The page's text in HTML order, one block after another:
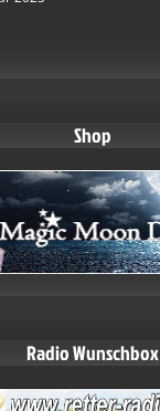
Shop
Radio Wunschbox